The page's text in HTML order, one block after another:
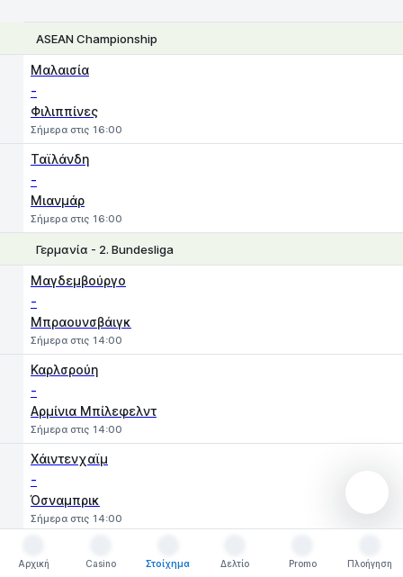
ASEAN Championship
Μαλαισία
-
Φιλιππίνες
Σήμερα στις 16:00
Ταϊλάνδη
-
Μιανμάρ
Σήμερα στις 16:00
Γερμανία - 2. Bundesliga
Μαγδεμβούργο
-
Μπραουνσβάιγκ
Σήμερα στις 14:00
Καρλσρούη
-
Αρμίνια Μπίλεφελντ
Σήμερα στις 14:00
Χάιντενχαϊμ
-
Όσναμπρικ
Σήμερα στις 14:00
-
Αρχική
Casino
Στοίχημα
Δελτίο
Promo
Πλοήγηση